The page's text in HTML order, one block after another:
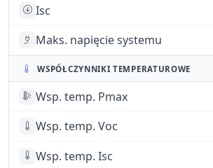
Isc
Maks. napięcie systemu
WSPÓŁCZYNNIKI TEMPERATUROWE
Wsp. temp. Pmax
Wsp. temp. Voc
Wsp. temp. Isc